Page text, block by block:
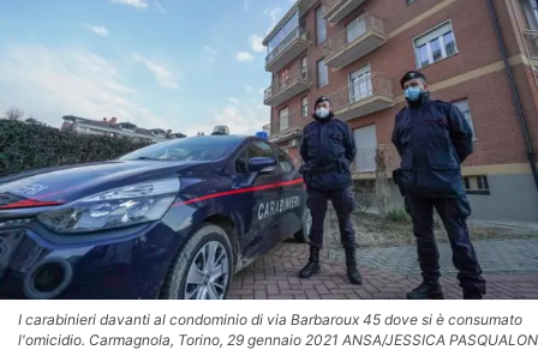
I carabinieri davanti al condominio di via Barbaroux 45 dove si è consumato
l'omicidio. Carmagnola, Torino, 29 gennaio 2021 ANSA/JESSICA PASQUALON